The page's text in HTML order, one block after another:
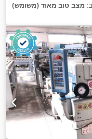
מצב טוב מאוד (משומש)